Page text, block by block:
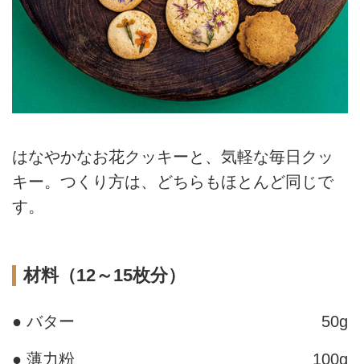
はなやかなお花クッキーと、気軽な毎日クッ
キー。つくり方は、どちらもほとんど同じで
す。
材料（12～15枚分）
● バター 50g
● 薄力粉 100g